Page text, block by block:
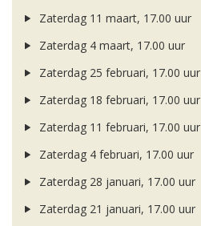
Zaterdag 11 maart, 17.00 uur
Zaterdag 4 maart, 17.00 uur
Zaterdag 25 februari, 17.00 uur
Zaterdag 18 februari, 17.00 uur
Zaterdag 11 februari, 17.00 uur
Zaterdag 4 februari, 17.00 uur
Zaterdag 28 januari, 17.00 uur
Zaterdag 21 januari, 17.00 uur